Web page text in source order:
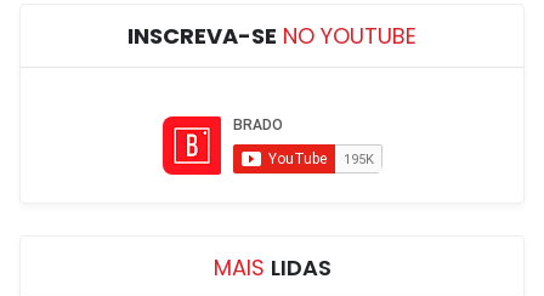
INSCREVA-SE NO YOUTUBE
MAIS LIDAS